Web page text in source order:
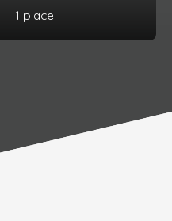
1 place